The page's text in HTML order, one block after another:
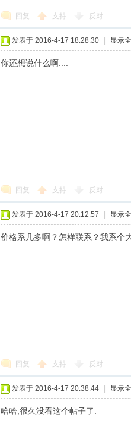
回复 支持 反对
发表于 2016-4-17 18:28:30 显示
你还想说什么啊....
回复 支持 反对
发表于 2016-4-17 20:12:57 显示
价格系几多啊？怎样联系？我系个
回复 支持 反对
发表于 2016-4-17 20:38:44 显示
哈哈,很久没看这个帖子了.